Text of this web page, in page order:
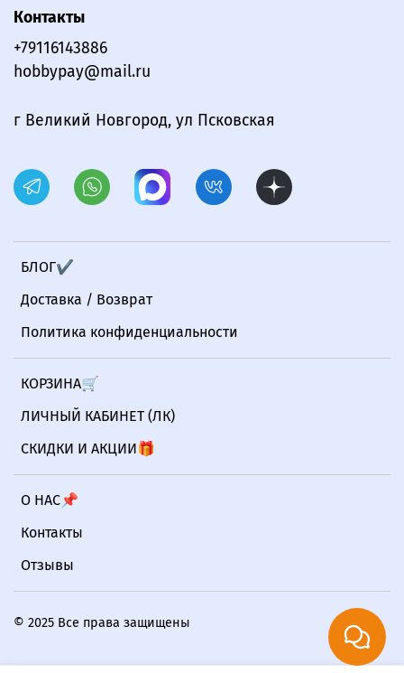
БЛОГ✔
Доставка / Возврат
Политика конфиденциальности
КОРЗИНА🛒
ЛИЧНЫЙ КАБИНЕТ (ЛК)
СКИДКИ И АКЦИИ🎁
О НАС📌
Контакты
Отзывы
Контакты
+79116143886
hobbypay@mail.ru
г Великий Новгород, ул Псковская
© 2025 Все права защищены